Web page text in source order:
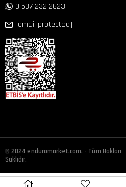
0 537 232 2623
[email protected]
© 2024 enduromarket.com. - Tüm Hakları
Saklıdır.